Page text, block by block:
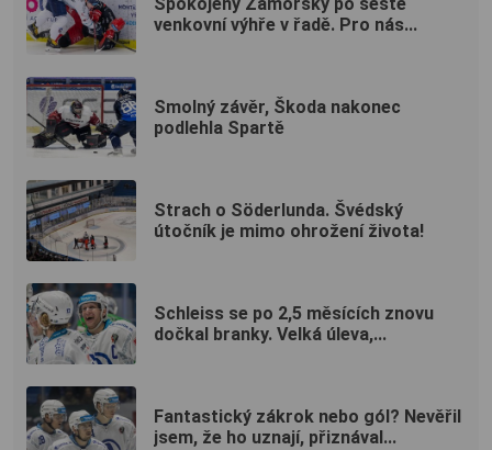
venkovní výhře v řadě. Pro nás...
Smolný závěr, Škoda nakonec
podlehla Spartě
Strach o Söderlunda. Švédský
útočník je mimo ohrožení života!
Schleiss se po 2,5 měsících znovu
dočkal branky. Velká úleva,...
Fantastický zákrok nebo gól? Nevěřil
jsem, že ho uznají, přiznával...